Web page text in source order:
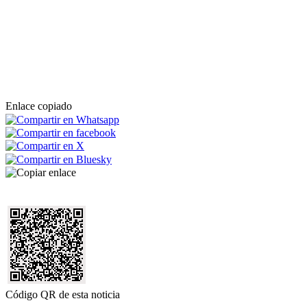
Enlace copiado
Código QR de esta noticia